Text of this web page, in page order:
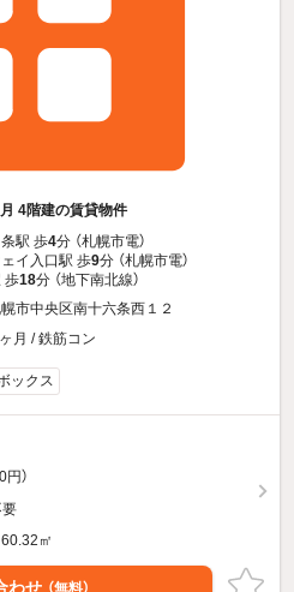
4階建の賃貸物件
駅 歩4分 （札幌市電）
イ入口駅 歩9分 （札幌市電）
歩18分 （地下南北線）
市中央区南十六条西１２
月 / 鉄筋コン
ックス
）
㎡
わせ （無料）